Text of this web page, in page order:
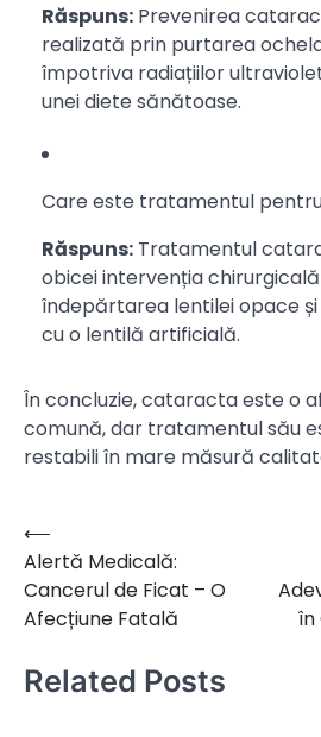
Răspuns: Prevenirea
realizată prin purtarea
împotriva radiațiilor
unei diete sănătoase.
Care este tratamentul
Răspuns: Tratamentul
obicei intervenția
îndepărtarea lentilei opace
cu o lentilă artificială.
În concluzie, cataracta este o
comună, dar tratamentul său
restabili în mare măsură
Navigare
în
articole
⟵
Alertă Medicală:
Cancerul de Ficat – O
Afecțiune Fatală
în
Related Posts